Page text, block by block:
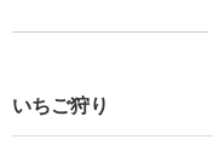
いちご狩り